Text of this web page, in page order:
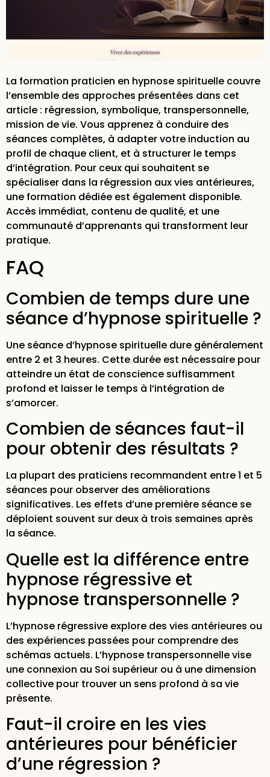
La formation praticien en hypnose spirituelle couvre
l’ensemble des approches présentées dans cet
article : régression, symbolique, transpersonnelle,
mission de vie. Vous apprenez à conduire des
séances complètes, à adapter votre induction au
profil de chaque client, et à structurer le temps
d’intégration. Pour ceux qui souhaitent se
spécialiser dans la régression auxvies antérieures,
une formation dédiée est également disponible.
Accès immédiat, contenu de qualité, et une
communauté d’apprenants qui transforment leur
pratique.
FAQ
Combien de temps dure une
séance d’hypnose spirituelle ?
Une séance d’hypnose spirituelle dure généralement
entre 2 et 3 heures. Cette durée est nécessaire pour
atteindre un état de conscience suffisamment
profond et laisser le temps à l’intégration de
s’amorcer.
Combien de séances faut-il
pour obtenir des résultats ?
La plupart des praticiens recommandent entre 1 et 5
séances pour observer des améliorations
significatives. Les effets d’une première séance se
déploient souvent sur deux à trois semaines après
la séance.
Quelle est la différence entre
hypnose régressive et
hypnose transpersonnelle ?
L’hypnose régressive explore des vies antérieures ou
des expériences passées pour comprendre des
schémas actuels. L’hypnose transpersonnelle vise
une connexion au Soi supérieur ou à une dimension
collective pour trouver un sens profond à sa vie
présente.
Faut-il croire en les vies
antérieures pour bénéficier
d’une régression ?